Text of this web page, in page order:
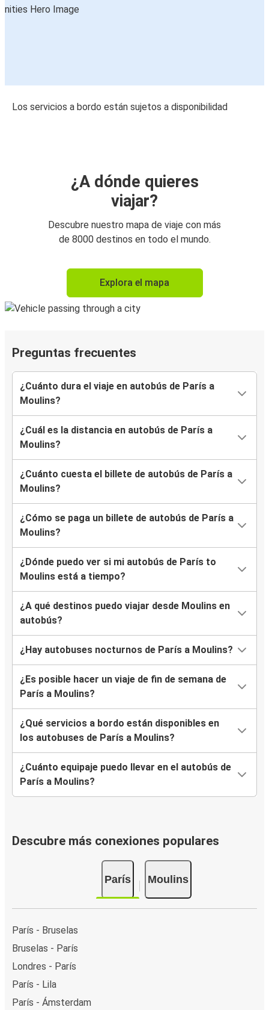
Los servicios a bordo están sujetos a disponibilidad
¿A dónde quieres
viajar?
Descubre nuestro mapa de viaje con más
de 8000 destinos en todo el mundo.
Explora el mapa
Preguntas frecuentes
¿Cuánto dura el viaje en autobús de París a
Moulins?
¿Cuál es la distancia en autobús de París a
Moulins?
¿Cuánto cuesta el billete de autobús de París a
Moulins?
¿Cómo se paga un billete de autobús de París a
Moulins?
¿Dónde puedo ver si mi autobús de París to
Moulins está a tiempo?
¿A qué destinos puedo viajar desde Moulins en
autobús?
¿Hay autobuses nocturnos de París a Moulins?
¿Es posible hacer un viaje de fin de semana de
París a Moulins?
¿Qué servicios a bordo están disponibles en
los autobuses de París a Moulins?
¿Cuánto equipaje puedo llevar en el autobús de
París a Moulins?
Descubre más conexiones populares
París Moulins
París - Bruselas
Bruselas - París
Londres - París
París - Lila
París - Ámsterdam